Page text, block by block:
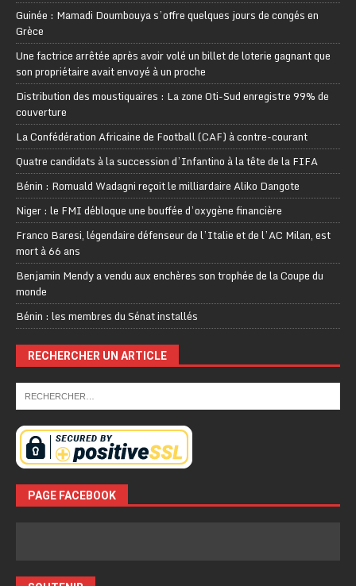
Guinée : Mamadi Doumbouya s’offre quelques jours de congés en
Grèce
Une factrice arrêtée après avoir volé un billet de loterie gagnant que
son propriétaire avait envoyé à un proche
Distribution des moustiquaires : La zone Oti-Sud enregistre 99% de
couverture
La Confédération Africaine de Football (CAF) à contre-courant
Quatre candidats à la succession d’Infantino à la tête de la FIFA
Bénin : Romuald Wadagni reçoit le milliardaire Aliko Dangote
Niger : le FMI débloque une bouffée d’oxygène financière
Franco Baresi, légendaire défenseur de l’Italie et de l’AC Milan, est
mort à 66 ans
Benjamin Mendy a vendu aux enchères son trophée de la Coupe du
monde
Bénin : les membres du Sénat installés
RECHERCHER UN ARTICLE
PAGE FACEBOOK